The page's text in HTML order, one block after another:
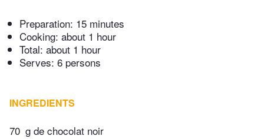
Preparation: 15 minutes
Cooking: about 1 hour
Total: about 1 hour
Serves: 6 persons
INGREDIENTS
70 g de chocolat noir